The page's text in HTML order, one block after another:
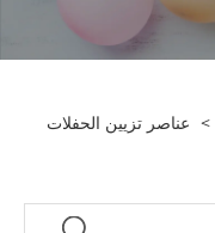
> عناصر تزيين الحفلات